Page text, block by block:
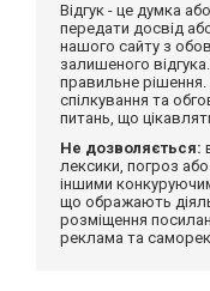
Відгук - це думка
передати досвід
нашого сайту з
залишеного
правильне рішення.
спілкування та
питань, що
Не дозволяється:
лексики, погроз
іншими
що ображають
розміщення
реклама та